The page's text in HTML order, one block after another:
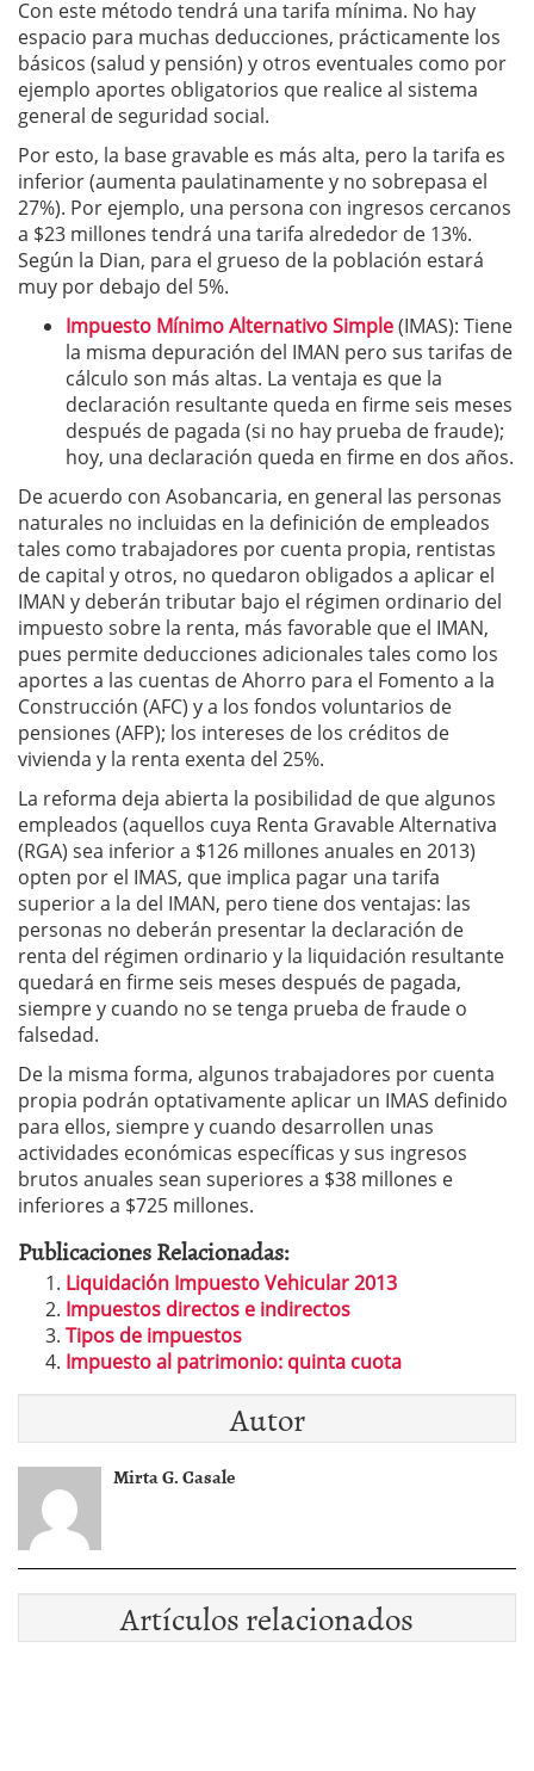
Con este método tendrá una tarifa mínima. No hay
espacio para muchas deducciones, prácticamente los
básicos (salud y pensión) y otros eventuales como por
ejemplo aportes obligatorios que realice al sistema
general de seguridad social.
Por esto, la base gravable es más alta, pero la tarifa es
inferior (aumenta paulatinamente y no sobrepasa el
27%). Por ejemplo, una persona con ingresos cercanos
a $23 millones tendrá una tarifa alrededor de 13%.
Según la Dian, para el grueso de la población estará
muy por debajo del 5%.
Impuesto Mínimo Alternativo Simple(IMAS): Tiene
la misma depuración del IMAN pero sus tarifas de
cálculo son más altas. La ventaja es que la
declaración resultante queda en firme seis meses
después de pagada (si no hay prueba de fraude);
hoy, una declaración queda en firme en dos años.
De acuerdo con Asobancaria, en general las personas
naturales no incluidas en la definición de empleados
tales como trabajadores por cuenta propia, rentistas
de capital y otros, no quedaron obligados a aplicar el
IMAN y deberán tributar bajo el régimen ordinario del
impuesto sobre la renta, más favorable que el IMAN,
pues permite deducciones adicionales tales como los
aportes a las cuentas de Ahorro para el Fomento a la
Construcción (AFC) y a los fondos voluntarios de
pensiones (AFP); los intereses de los créditos de
vivienda y la renta exenta del 25%.
La reforma deja abierta la posibilidad de que algunos
empleados (aquellos cuya Renta Gravable Alternativa
(RGA) sea inferior a $126 millones anuales en 2013)
opten por el IMAS, que implica pagar una tarifa
superior a la del IMAN, pero tiene dos ventajas: las
personas no deberán presentar la declaración de
renta del régimen ordinario y la liquidación resultante
quedará en firme seis meses después de pagada,
siempre y cuando no se tenga prueba de fraude o
falsedad.
De la misma forma, algunos trabajadores por cuenta
propia podrán optativamente aplicar un IMAS definido
para ellos, siempre y cuando desarrollen unas
actividades económicas específicas y sus ingresos
brutos anuales sean superiores a $38 millones e
inferiores a $725 millones.
Publicaciones Relacionadas:
Liquidación Impuesto Vehicular 2013
Impuestos directos e indirectos
Tipos de impuestos
Impuesto al patrimonio: quinta cuota
Autor
Mirta G. Casale
Artículos relacionados